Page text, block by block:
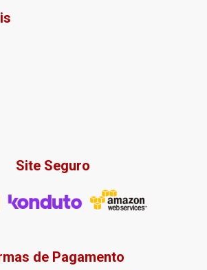
Site Seguro
de Pagamento